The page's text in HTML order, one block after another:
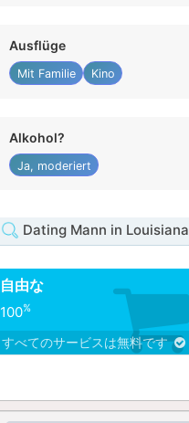
Ausflüge
Mit Familie Kino
Alkohol?
Ja, moderiert
Dating Mann in Louisiana
自由な
100%
すべてのサービスは無料です